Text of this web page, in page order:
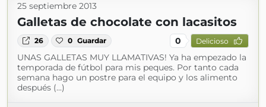
25 septiembre 2013
Galletas de chocolate con lacasitos
26 0 Guardar 0 Delicioso
UNAS GALLETAS MUY LLAMATIVAS! Ya ha empezado la
temporada de fútbol para mis peques. Por tanto cada
semana hago un postre para el equipo y los alimento
después (...)